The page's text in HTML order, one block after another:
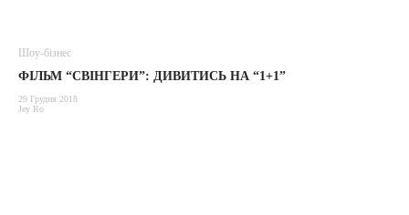
Шоу-бізнес
ФІЛЬМ “СВІНГЕРИ”: ДИВИТИСЬ НА “1+1”
29 Грудня 2018
Jey Ro